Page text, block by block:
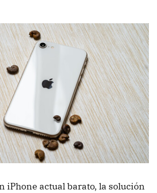
iPhone actual barato, la solución